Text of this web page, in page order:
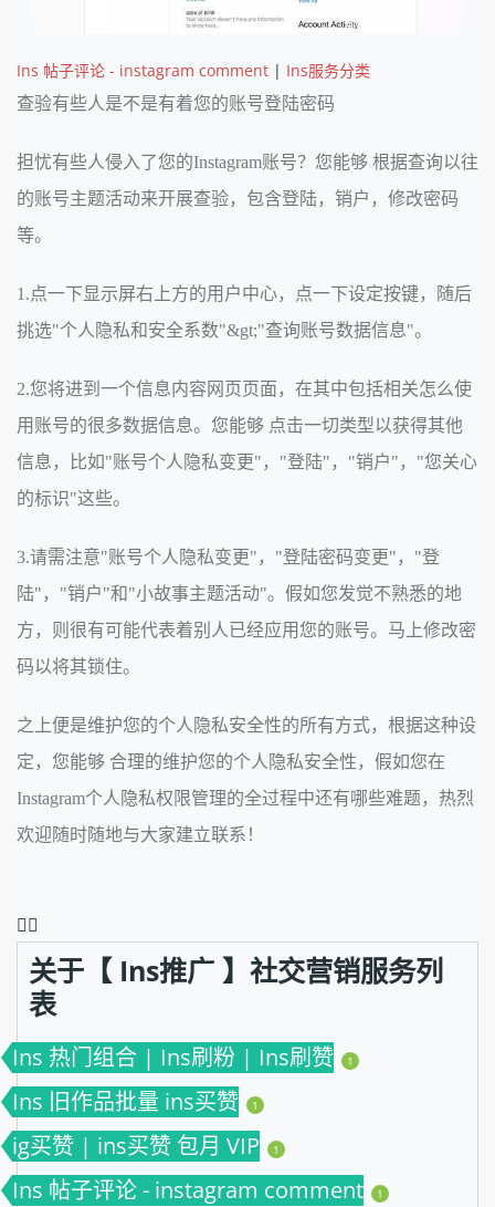
Ins 帖子评论 - instagram comment | Ins服务分类
查验有些人是不是有着您的账号登陆密码
担忧有些人侵入了您的Instagram账号？您能够 根据查询以往
的账号主题活动来开展查验，包含登陆，销户，修改密码
等。
1.点一下显示屏右上方的用户中心，点一下设定按键，随后
挑选"个人隐私和安全系数"&gt;"查询账号数据信息"。
2.您将进到一个信息内容网页页面，在其中包括相关怎么使
用账号的很多数据信息。您能够 点击一切类型以获得其他
信息，比如"账号个人隐私变更"，"登陆"，"销户"，"您关心
的标识"这些。
3.请需注意"账号个人隐私变更"，"登陆密码变更"，"登
陆"，"销户"和"小故事主题活动"。假如您发觉不熟悉的地
方，则很有可能代表着别人已经应用您的账号。马上修改密
码以将其锁住。
之上便是维护您的个人隐私安全性的所有方式，根据这种设
定，您能够 合理的维护您的个人隐私安全性，假如您在
Instagram个人隐私权限管理的全过程中还有哪些难题，热烈
欢迎随时随地与大家建立联系！
❤️‍🔥
关于【 Ins推广 】社交营销服务列
表
Ins 热门组合 | Ins刷粉 | Ins刷赞 1
Ins 旧作品批量 ins买赞 1
ig买赞 | ins买赞 包月 VIP 1
Ins 帖子评论 - instagram comment 1